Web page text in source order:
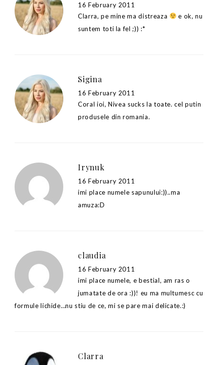
16 February 2011
Clarra, pe mine ma distreaza
e ok, nu
suntem toti la fel ;)) :*
Sigina
16 February 2011
Coral ioi, Nivea sucks la toate. cel putin
produsele din romania.
Irynuk
16 February 2011
imi place numele sapunului:))..ma
amuza:D
claudia
16 February 2011
imi place numele, e bestial, am ras o
jumatate de ora :))! eu ma multumesc cu
formule lichide…nu stiu de ce, mi se pare mai delicate.:)
Clarra